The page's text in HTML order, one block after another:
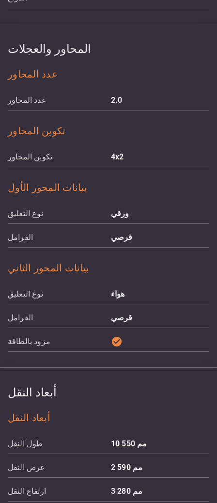
المحاور والعجلات
عدد المحاور
عدد المحاور 2.0
تكوين المحاور
تكوين المحاور 4x2
بيانات المحور الأول
نوع التعليق ورقي
الفرامل قرصي
بيانات المحور الثاني
نوع التعليق هواء
الفرامل قرصي
مزود بالطاقة check_circle
أبعاد النقل
أبعاد النقل
طول النقل 10 550 مم
عرض النقل 2 590 مم
ارتفاع النقل 3 280 مم